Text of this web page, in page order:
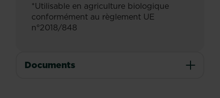
*Utilisable en agriculture biologique
conformément au règlement UE
n°2018/848
Documents